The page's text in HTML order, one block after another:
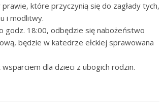
które przyczynią się do zagłady tych,
i modlitwy.
godz. 18:00, odbędzie się nabożeństwo
będzie w katedrze ełckiej sprawowana
dla dzieci z ubogich rodzin.